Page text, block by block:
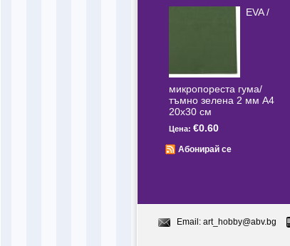
EVA /
микропореста гума/
тъмно зелена 2 мм А4
20x30 см
Цена: €0.60
Абонирай се
Email: art_hobby@abv.bg